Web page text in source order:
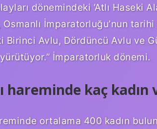
dönemindeki ‘Atlı Haseki
İmparatorluğu’nun tarihi
Birinci Avlu, Dördüncü Avlu ve
İmparatorluk dönemi.
hareminde kaç kadın
ortalama 400 kadın